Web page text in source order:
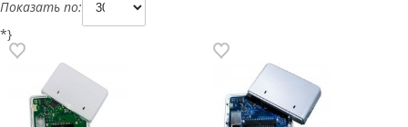
Показать по:
*}